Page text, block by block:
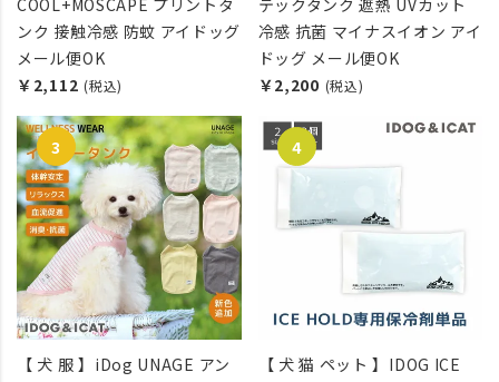
ンク 接触冷感 防蚊 アイドッグ
メール便OK
￥2,112 (税込)
冷感 抗菌 マイナスイオン アイ
ドッグ メール便OK
￥2,200 (税込)
【 犬 服 】iDog UNAGE アン
【 犬 猫 ペット 】IDOG ICE